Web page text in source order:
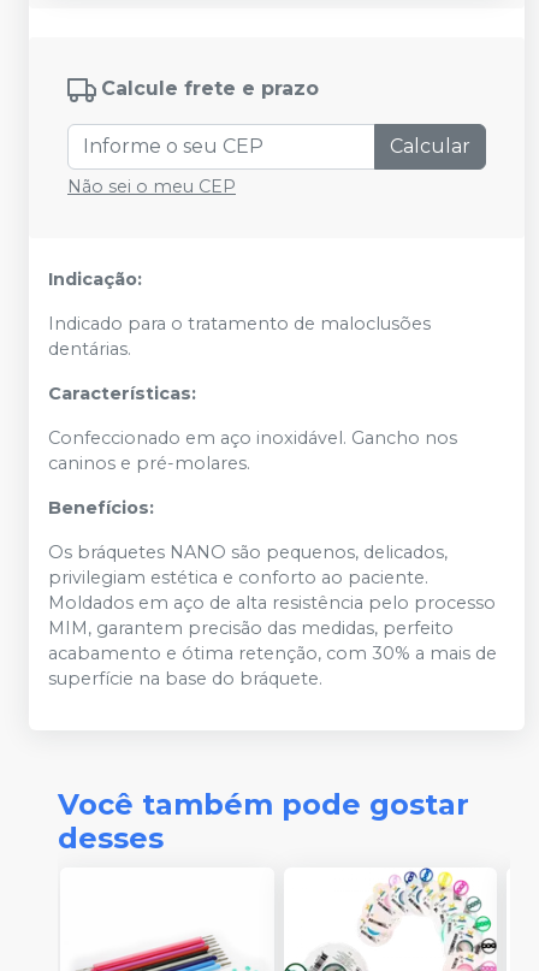
Calcule frete e prazo
Calcular
Não sei o meu CEP
Indicação:
Indicado para o tratamento de maloclusões
dentárias.
Características:
Confeccionado em aço inoxidável. Gancho nos
caninos e pré-molares.
Benefícios:
Os bráquetes NANO são pequenos, delicados,
privilegiam estética e conforto ao paciente.
Moldados em aço de alta resistência pelo processo
MIM, garantem precisão das medidas, perfeito
acabamento e ótima retenção, com 30% a mais de
superfície na base do bráquete.
Você também pode gostar
desses